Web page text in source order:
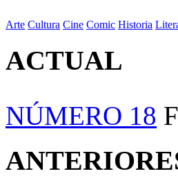
Arte Cultura Cine Comic Historia
ACTUAL
NÚMERO 18